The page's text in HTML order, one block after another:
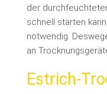
der
schnell starten
notwendig.
an
Estrich-